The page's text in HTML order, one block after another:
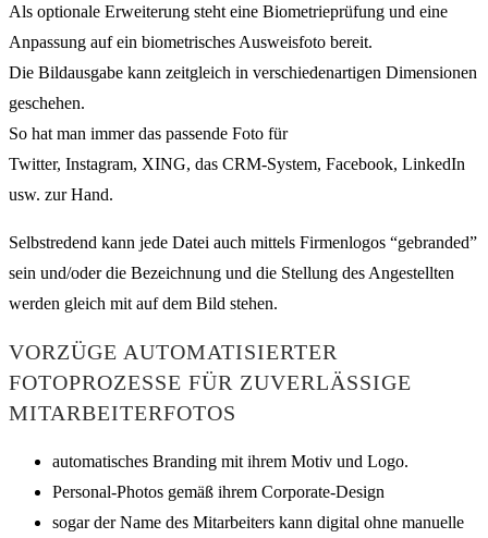
Als optionale Erweiterung steht eine Biometrieprüfung und eine
Anpassung auf ein biometrisches Ausweisfoto bereit.
Die Bildausgabe kann zeitgleich in verschiedenartigen Dimensionen
geschehen.
So hat man immer das passende Foto für
Twitter, Instagram, XING, das CRM-System, Facebook, LinkedIn
usw. zur Hand.
Selbstredend kann jede Datei auch mittels Firmenlogos “gebranded”
sein und/oder die Bezeichnung und die Stellung des Angestellten
werden gleich mit auf dem Bild stehen.
VORZÜGE AUTOMATISIERTER
FOTOPROZESSE FÜR ZUVERLÄSSIGE
MITARBEITERFOTOS
automatisches Branding mit ihrem Motiv und Logo.
Personal-Photos gemäß ihrem Corporate-Design
sogar der Name des Mitarbeiters kann digital ohne manuelle